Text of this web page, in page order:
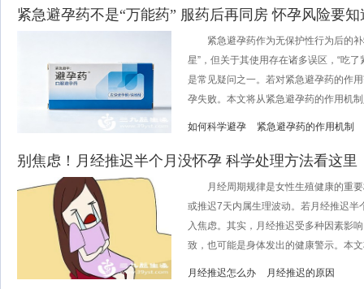
紧急避孕药不是“万能药” 服药后再同房 怀孕风险要知
紧急避孕药作为无保护性行为后的补
星”，但关于其使用存在诸多误区，“吃
是常见疑问之一。若对紧急避孕药的作
孕失败。本文将从紧急避孕药的作用机
如何科学避孕 紧急避孕药的作用机制
别焦虑！月经推迟半个月没怀孕 科学处理方法看这里
月经周期规律是女性生殖健康的重要
或推迟7天内属生理波动。若月经推迟
入焦虑。其实，月经推迟受多种因素影
致，也可能是身体发出的健康警示。本
月经推迟怎么办 月经推迟的原因